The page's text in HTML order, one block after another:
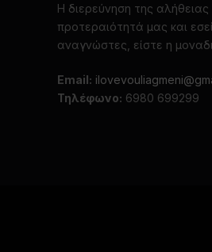
Η διερεύνηση της αλήθειας
προτεραιότητά μας και
αναγνώστες, είστε η
Email:
Τηλέφωνο: 6980 699299